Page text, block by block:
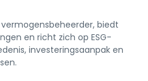
biedt
en richt zich op ESG-
investeringsaanpak en